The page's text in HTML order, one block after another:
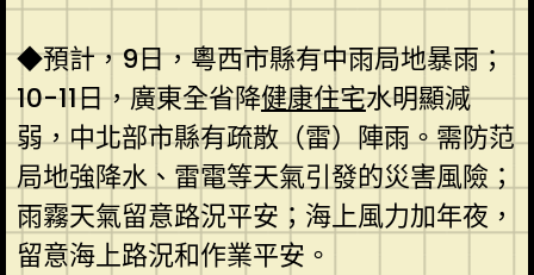
◆預計，9日，粵西市縣有中雨局地暴雨；
10-11日，廣東全省降健康住宅水明顯減
弱，中北部市縣有疏散（雷）陣雨。需防范
局地強降水、雷電等天氣引發的災害風險；
雨霧天氣留意路況平安；海上風力加年夜，
留意海上路況和作業平安。